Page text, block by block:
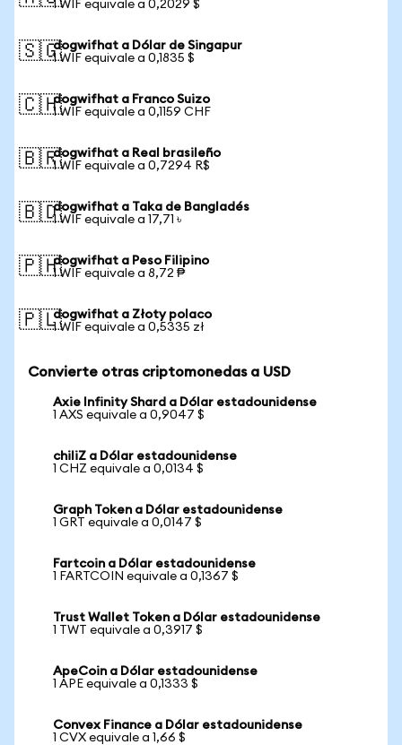
1 WIF equivale a 0,2029 $
🇸🇬dogwifhat a Dólar de Singapur
1 WIF equivale a 0,1835 $
🇨🇭dogwifhat a Franco Suizo
1 WIF equivale a 0,1159 CHF
🇧🇷dogwifhat a Real brasileño
1 WIF equivale a 0,7294 R$
🇧🇩dogwifhat a Taka de Bangladés
1 WIF equivale a 17,71 ৳
🇵🇭dogwifhat a Peso Filipino
1 WIF equivale a 8,72 ₱
🇵🇱dogwifhat a Złoty polaco
1 WIF equivale a 0,5335 zł
Convierte otras criptomonedas a USD
Axie Infinity Shard a Dólar estadounidense
1 AXS equivale a 0,9047 $
chiliZ a Dólar estadounidense
1 CHZ equivale a 0,0134 $
Graph Token a Dólar estadounidense
1 GRT equivale a 0,0147 $
Fartcoin a Dólar estadounidense
1 FARTCOIN equivale a 0,1367 $
Trust Wallet Token a Dólar estadounidense
1 TWT equivale a 0,3917 $
ApeCoin a Dólar estadounidense
1 APE equivale a 0,1333 $
Convex Finance a Dólar estadounidense
1 CVX equivale a 1,66 $